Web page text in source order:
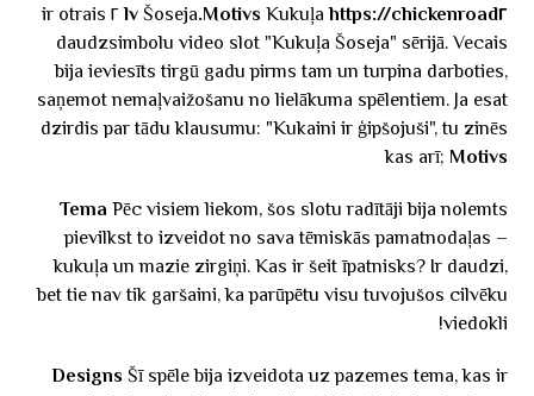
MotivsKukuļahttps://chickenroad٢.lv
Šoseja ٢ ir otrais
daudzsimbolu video slot "Kukuļa Šoseja" sērijā. Vecais
bija ieviesīts tirgū gadu pirms tam un turpina darboties,
saņemot nemaļvaižošanu no lielākuma spēlentiem. Ja esat
dzirdis par tādu klausumu: "Kukaini ir ģipšojuši", tu zinēs
kas arī; Motivs
Tema Pēc visiem liekom, šos slotu radītāji bija nolemts
pievilkst to izveidot no sava tēmiskās pamatnodaļas –
kukuļa un mazie zirgiņi. Kas ir šeit īpatnisks? Ir daudzi,
bet tie nav tik garšaini, ka parūpētu visu tuvojušos cilvēku
viedokli!
DesignsŠī spēle bija izveidota uz pazemes tema, kas ir